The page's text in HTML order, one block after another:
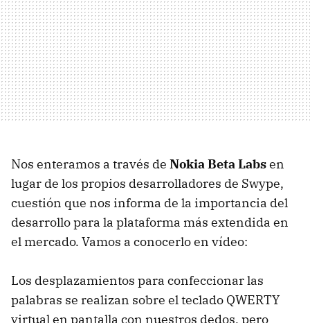
Nos enteramos a través de Nokia Beta Labsen
lugar de los propios desarrolladores de Swype,
cuestión que nos informa de la importancia del
desarrollo para la plataforma más extendida en
el mercado. Vamos a conocerlo en vídeo:
Los desplazamientos para confeccionar las
palabras se realizan sobre el teclado QWERTY
virtual en pantalla con nuestros dedos, pero